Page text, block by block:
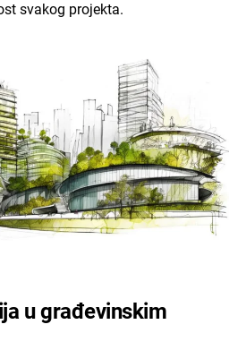
svakog projekta.
u građevinskim